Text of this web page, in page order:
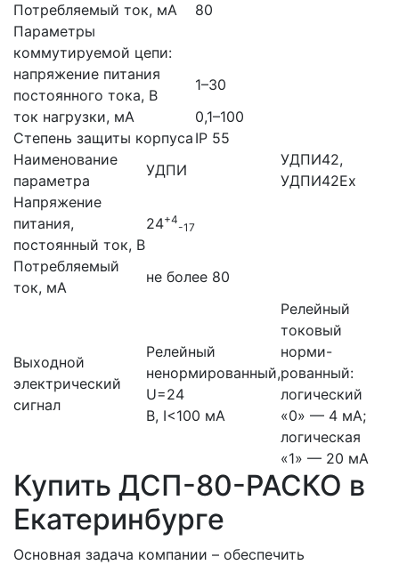
Потребляемый ток, мА
80
Параметры
коммутируемой цепи:
напряжение питания
постоянного тока, В
1–30
ток нагрузки, мА
0,1–100
Степень защиты корпуса IP 55
Наименование
параметра
УДПИ
УДПИ42,
УДПИ42Ех
Напряжение
питания,
постоянный ток, В
24+4
-17
Потребляемый
ток, мА
не более 80
Выходной
электрический
сигнал
Релейный
ненормированный,
U=24
В, I<100 мА
Релейный
токовый
норми-
рованный:
логический
«0» — 4 мА;
логическая
«1» — 20 мА
Купить ДСП-80-РАСКО в
Екатеринбурге
Основная задача компании – обеспечить